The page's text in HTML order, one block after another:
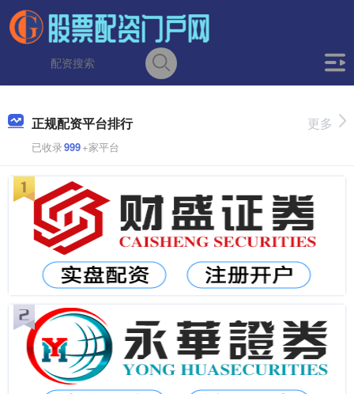
正规配资平台排行
已收录999+家平台
更多